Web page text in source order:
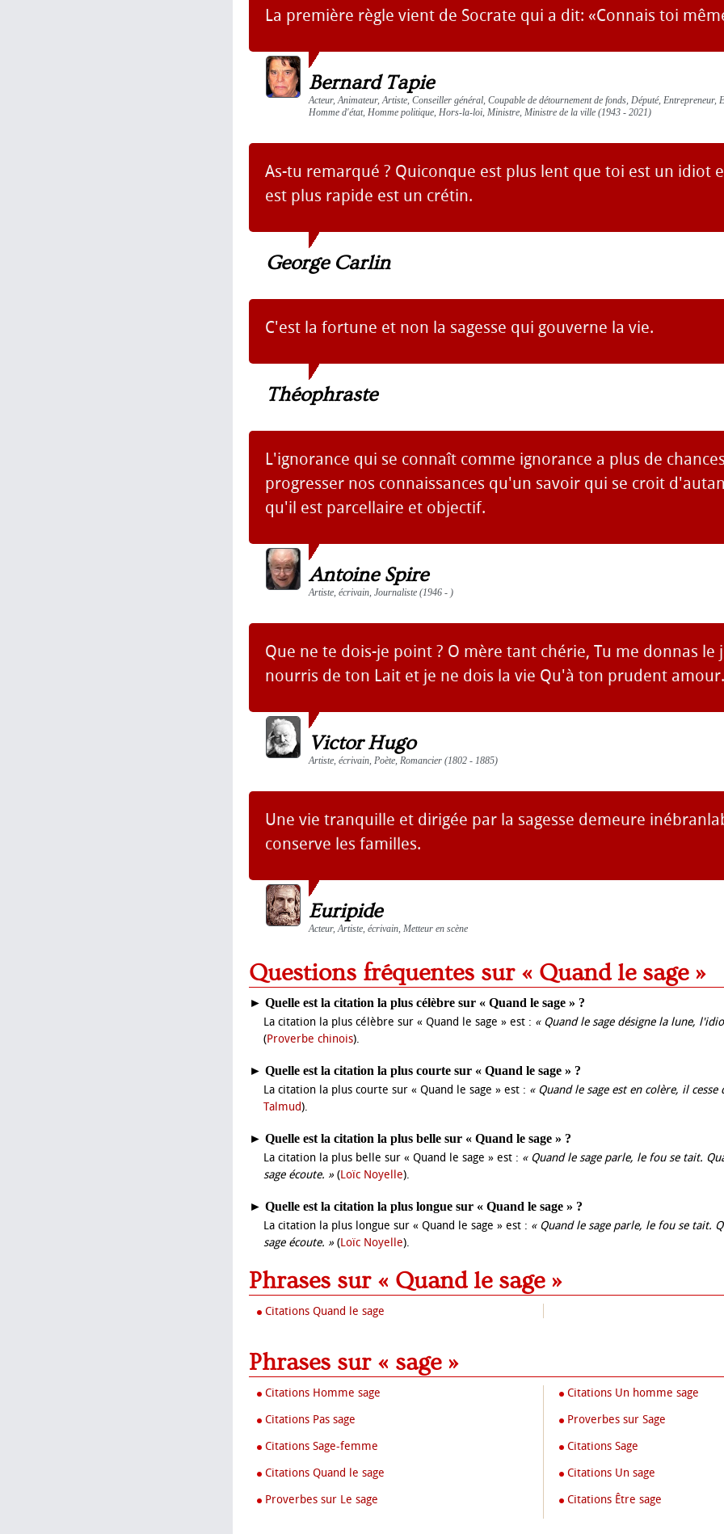
La première règle vient de Socrate qui a dit: «Connais toi
Bernard Tapie
Acteur, Animateur, Artiste, Conseiller général, Coupable de détournement de fonds, Député, Entrepreneur,
Homme d'état, Homme politique, Hors-la-loi, Ministre, Ministre de la ville (1943 - 2021)
As-tu remarqué ? Quiconque est plus lent que toi est un idiot
est plus rapide est un crétin.
George Carlin
C'est la fortune et non la sagesse qui gouverne la vie.
Théophraste
L'ignorance qui se connaît comme ignorance a plus de
progresser nos connaissances qu'un savoir qui se croit
qu'il est parcellaire et objectif.
Antoine Spire
Artiste, écrivain, Journaliste (1946 - )
Que ne te dois-je point ? O mère tant chérie, Tu me donnas le
nourris de ton Lait et je ne dois la vie Qu'à ton prudent amour.
Victor Hugo
Artiste, écrivain, Poète, Romancier (1802 - 1885)
Une vie tranquille et dirigée par la sagesse demeure
conserve les familles.
Euripide
Acteur, Artiste, écrivain, Metteur en scène
Questions fréquentes sur « Quand le sage »
► Quelle est la citation la plus célèbre sur « Quand le sage » ?
La citation la plus célèbre sur « Quand le sage » est : « Quand le sage désigne la lune,
(Proverbe chinois).
► Quelle est la citation la plus courte sur « Quand le sage » ?
La citation la plus courte sur « Quand le sage » est : « Quand le sage est en colère, il cesse
Talmud).
► Quelle est la citation la plus belle sur « Quand le sage » ?
La citation la plus belle sur « Quand le sage » est : « Quand le sage parle, le fou se tait.
sage écoute. »(Loïc Noyelle).
► Quelle est la citation la plus longue sur « Quand le sage » ?
La citation la plus longue sur « Quand le sage » est : « Quand le sage parle, le fou se tait.
sage écoute. »(Loïc Noyelle).
Phrases sur « Quand le sage »
Citations Quand le sage
Phrases sur « sage »
Citations Homme sage
Citations Pas sage
Citations Sage-femme
Citations Quand le sage
Proverbes sur Le sage
Citations Un homme sage
Proverbes sur Sage
Citations Sage
Citations Un sage
Citations Être sage